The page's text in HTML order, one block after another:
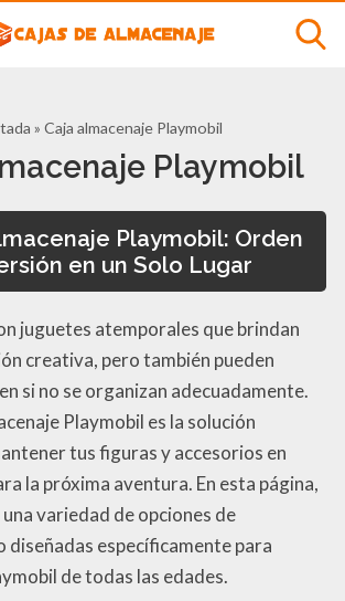
» Caja almacenaje Playmobil
Playmobil
Playmobil: Orden
en un Solo Lugar
juguetes atemporales que brindan
creativa, pero también pueden
si no se organizan adecuadamente.
Playmobil es la solución
tus figuras y accesorios en
la próxima aventura. En esta página,
variedad de opciones de
diseñadas específicamente para
de todas las edades.